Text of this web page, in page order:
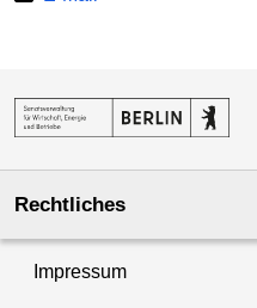
Rechtliches
Impressum